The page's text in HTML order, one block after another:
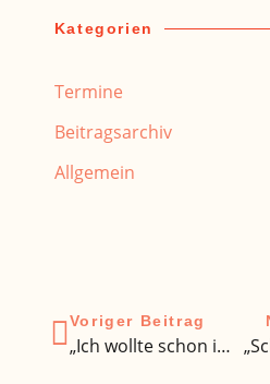
Kategorien
Termine
Beitragsarchiv
Allgemein
Voriger Beitrag
„Ich wollte schon immer mal im Ausland arbeiten…“ Damit aus dem Traum ein gutes Gelingen wird